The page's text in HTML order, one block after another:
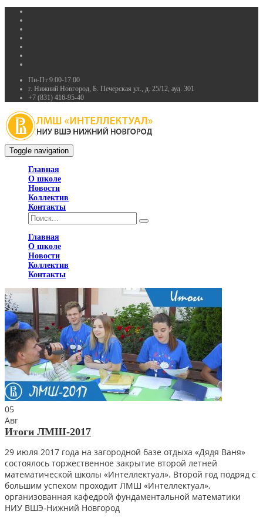
Пн-Пт 9:00-17:00
г. Нижний Новгород, Б. Печерская ул., д. 25/12, ауд. 301
+7 (831) 416-95-40
Toggle navigation
Главная
О школе
Новости
Коллектив
Контакты
Главная
О школе
Новости
Коллектив
Контакты
05
Авг
Итоги ЛМШ-2017
29 июля 2017 года на загородной базе отдыха «Дядя Ваня»
состоялось торжественное закрытие второй летней
математической школы «Интеллектуал». Второй год подряд с
большим успехом проходит ЛМШ «Интеллектуал»,
организованная кафедрой фундаментальной математики
НИУ ВШЭ-Нижний Новгород